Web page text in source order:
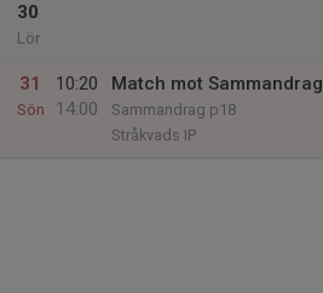
30
Lör
31
Sön
10:20
14:00
Match mot Sammandrag
Sammandrag p18
Stråkvads IP